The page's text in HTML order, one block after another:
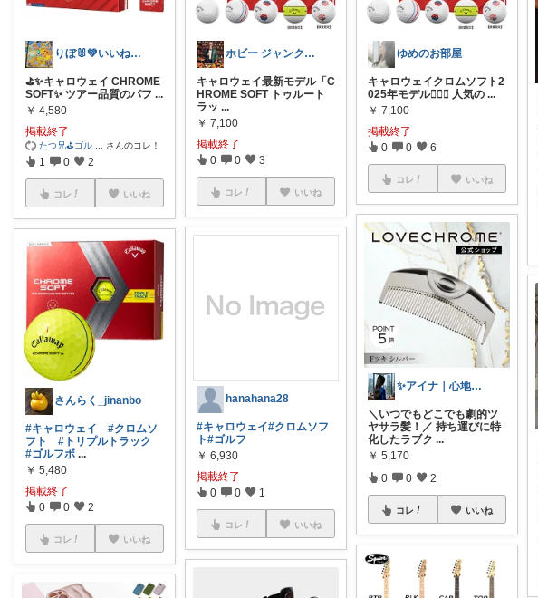
りぼ🐰💚いいねバックします💚
⛳️✨キャロウェイ CHROME
SOFT✨ ツアー品質のパフ ...
￥ 4,580
掲載終了
たつ兄⛳️ゴル さんのコレ！
1 0 2
コレ いいね
さんらく_jinanbo
#キャロウェイ
#クロムソ
フト
#トリプルトラック
#ゴルフボ ...
￥ 5,480
掲載終了
0 0 2
コレ いいね
ホビー ジャンクションさんのご紹介👍
キャロウェイ最新モデル「C
HROME SOFT トゥルート
ラッ ...
￥ 7,100
掲載終了
0 0 3
コレ いいね
hanahana28
#キャロウェイ#クロムソフ
ト#ゴルフ
￥ 6,930
掲載終了
0 0 1
コレ いいね
ゆめのお部屋
キャロウェイクロムソフト2
025年モデル🏌️‍♀️✨ 人気の ...
￥ 7,100
掲載終了
0 0 6
コレ いいね
✨アイナ｜心地よい暮らしと便利グッズ
＼いつでもどこでも劇的ツ
ヤサラ髪！／ 持ち運びに特
化したラブク ...
￥ 5,170
0 0 2
コレ いいね